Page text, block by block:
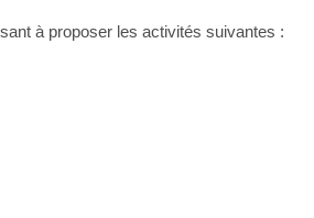
à proposer les activités suivantes :